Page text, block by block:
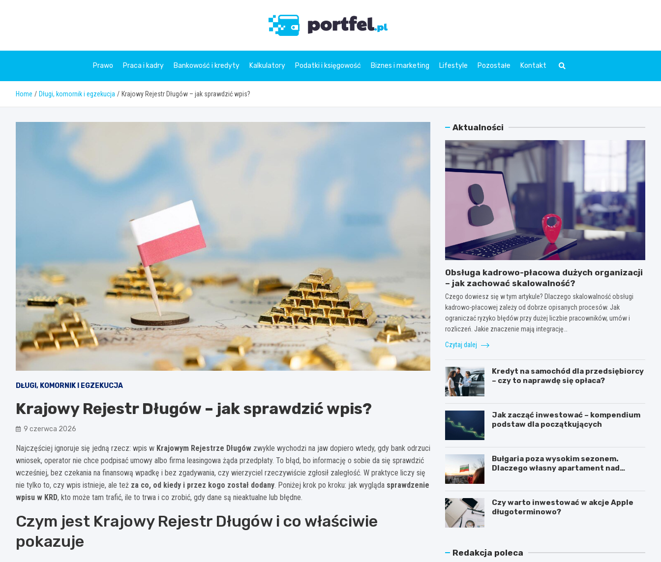
Prawo Praca i kadry Bankowość i kredyty Kalkulatory Podatki i księgowość Biznes i marketing Lifestyle Pozostałe Kontakt
Home Długi, komornik i egzekucja Krajowy Rejestr Długów – jak sprawdzić wpis?
DŁUGI, KOMORNIK I EGZEKUCJA
Krajowy Rejestr Długów – jak sprawdzić wpis?
9 czerwca 2026
Najczęściej ignoruje się jedną rzecz: wpis w Krajowym Rejestrze Długów zwykle wychodzi na jaw dopiero wtedy, gdy bank odrzuci
wniosek, operator nie chce podpisać umowy albo firma leasingowa żąda przedpłaty. To błąd, bo informację o sobie da się sprawdzić
wcześniej, bez czekania na finansową wpadkę i bez zgadywania, czy wierzyciel rzeczywiście zgłosił zaległość. W praktyce liczy się
nie tylko to, czy wpis istnieje, ale też za co, od kiedy i przez kogo został dodany. Poniżej krok po kroku: jak wygląda sprawdzenie
wpisu w KRD, kto może tam trafić, ile to trwa i co zrobić, gdy dane są nieaktualne lub błędne.
Czym jest Krajowy Rejestr Długów i co właściwie
pokazuje
Aktualności
Obsługa kadrowo-płacowa dużych organizacji
– jak zachować skalowalność?
Czego dowiesz się w tym artykule? Dlaczego skalowalność obsługi
kadrowo-płacowej zależy od dobrze opisanych procesów. Jak
ograniczać ryzyko błędów przy dużej liczbie pracowników, umów i
rozliczeń. Jakie znaczenie mają integrację…
Czytaj dalej
Kredyt na samochód dla przedsiębiorcy
– czy to naprawdę się opłaca?
Jak zacząć inwestować – kompendium
podstaw dla początkujących
Bułgaria poza wysokim sezonem.
Dlaczego własny apartament nad
Czy warto inwestować w akcje Apple
długoterminowo?
Redakcja poleca